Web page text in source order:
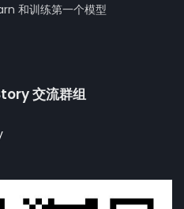
和训练第一个模型
交流群组